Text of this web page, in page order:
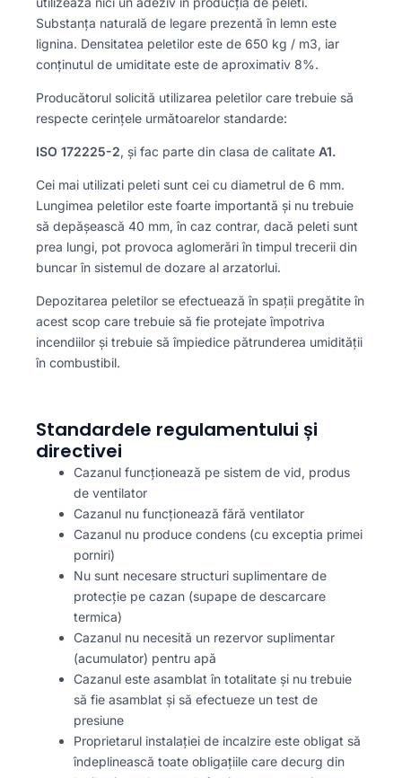
Substanța naturală de legare prezentă în lemn este
lignina. Densitatea peletilor este de 650 kg / m3, iar
conținutul de umiditate este de aproximativ 8%.
Producătorul solicită utilizarea peletilor care trebuie să
respecte cerințele următoarelor standarde:
ISO 172225-2, și fac parte din clasa de calitate A1.
Cei mai utilizati peleti sunt cei cu diametrul de 6 mm.
Lungimea peletilor este foarte importantă și nu trebuie
să depășească 40 mm, în caz contrar, dacă peleti sunt
prea lungi, pot provoca aglomerări în timpul trecerii din
buncar în sistemul de dozare al arzatorlui.
Depozitarea peletilor se efectuează în spații pregătite în
acest scop care trebuie să fie protejate împotriva
incendiilor și trebuie să împiedice pătrunderea umidității
în combustibil.
Standardele regulamentului și
directivei
Cazanul funcționează pe sistem de vid, produs
de ventilator
Cazanul nu funcționează fără ventilator
Cazanul nu produce condens (cu exceptia primei
porniri)
Nu sunt necesare structuri suplimentare de
protecție pe cazan (supape de descarcare
termica)
Cazanul nu necesită un rezervor suplimentar
(acumulator) pentru apă
Cazanul este asamblat în totalitate și nu trebuie
să fie asamblat și să efectueze un test de
presiune
Proprietarul instalației de incalzire este obligat să
îndeplinească toate obligațiile care decurg din